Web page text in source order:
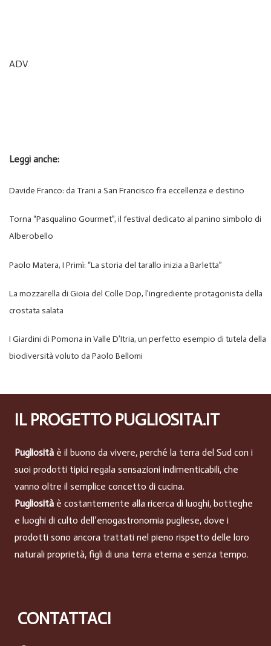
ADV
Leggi anche:
Davide Franco: da Trani a San Francisco fra eccellenza e destino
Torna “Pasqualino Gourmet”, il festival dedicato al panino simbolo di
Alberobello
Paolo Matera, I Primì: “La storia del tarallo inizia a Barletta”
La mozzarella di Gioia del Colle Dop, l’ingrediente protagonista della
crostata salata
I Giardini di Pomona in Valle D’Itria, un perfetto esempio di tutela della
biodiversità voluto da Paolo Bellomi
IL PROGETTO PUGLIOSITA.IT
Pugliosità è il buono da vivere, perché la terra del Sud con i
suoi prodotti tipici regala sensazioni indimenticabili, che
vanno oltre il semplice concetto di cucina.
Pugliosità è costantemente alla ricerca di luoghi, botteghe
e luoghi di culto dell’enogastronomia pugliese, dove i
prodotti sono ancora trattati nel pieno rispetto delle loro
naturali proprietà, figli di una terra eterna e senza tempo.
CONTATTACI